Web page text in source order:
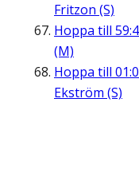
Fritzon (S)
Hoppa till
(M)
Hoppa till
Ekström (S)